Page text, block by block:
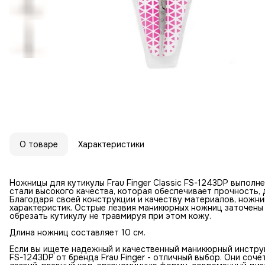
О товаре Характеристики
Ножницы для кутикулы Frau Finger Classic FS-1243DP
стали высокого качества, которая обеспечивает
Благодаря своей конструкции и качеству материалов,
характеристик. Острые лезвия маникюрных ножниц
обрезать кутикулу не травмируя при этом кожу.
Длина ножниц составляет 10 см.
Если вы ищете надежный и качественный маникюрный
FS-1243DP от бренда Frau Finger - отличный выбор. Они